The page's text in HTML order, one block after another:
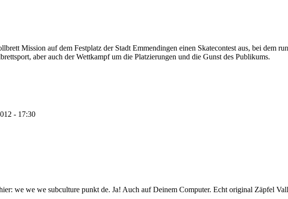
Mission auf dem Festplatz der Stadt Emmendingen einen Skatecontest aus, bei dem
aber auch der Wettkampf um die Platzierungen und die Gunst des Publikums.
- 17:30
we we we subculture punkt de. Ja! Auch auf Deinem Computer. Echt original Zäpfel